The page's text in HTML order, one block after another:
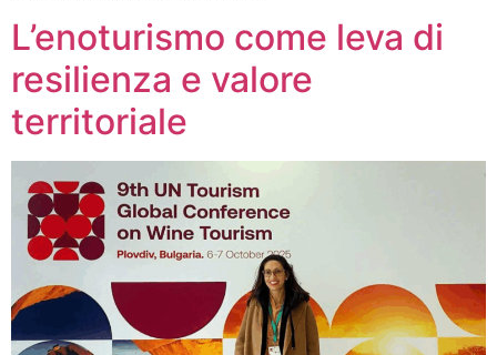
L’enoturismo come leva di
resilienza e valore
territoriale